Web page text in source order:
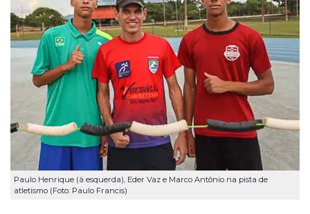
Paulo Henrique (à esquerda), Eder Vaz e Marco Antônio na pista de
atletismo (Foto: Paulo Francis)